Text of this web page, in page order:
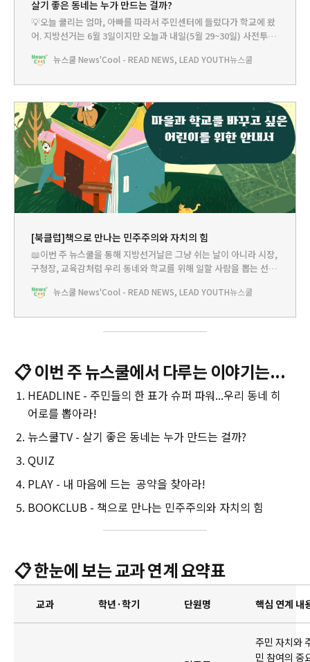
살기 좋은 동네는 누가 만드는 걸까?
💡오늘 쿨리는 엄마, 아빠를 따라서 주민센터에 들렀다가 학교에 왔
어. 지방선거는 6월 3일이지만 오늘과 내일(5월 29~30일) 사전투표
데 쿨리가 기표소에 따라 들어가려고 하니까 투표참관인이라는 분이
뉴스쿨 News'Cool - READ NEWS, LEAD YOUTH뉴스쿨
[북클럽]책으로 만나는 민주주의와 자치의 힘
📖이번 주 뉴스쿨을 통해 지방선거날은 그냥 쉬는 날이 아니라 시장,
구청장, 교육감처럼 우리 동네와 학교를 위해 일할 사람을 뽑는 선거
만드는 건 선거로 뽑힌 어른들만의 일이 아니야. 주변을 주의 깊게 살
뉴스쿨 News'Cool - READ NEWS, LEAD YOUTH뉴스쿨
📋 이번 주 뉴스쿨에서 다루는 이야기는...
HEADLINE - 주민들의 한 표가 슈퍼 파워...우리 동네 히
어로를 뽑아라!
뉴스쿨TV - 살기 좋은 동네는 누가 만드는 걸까?
QUIZ
PLAY - 내 마음에 드는 공약을 찾아라!
BOOKCLUB - 책으로 만나는 민주주의와 자치의 힘
📋 한눈에 보는 교과 연계 요약표
교과 학년·학기 단원명 핵심 연계 내
주민 자치와
민 참여의 중